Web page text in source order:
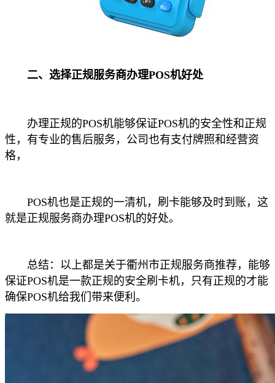
二、选择正规服务商办理POS机好处
办理正规的POS机能够保证POS机的安全性和正规
性，有专业的售后服务，公司也有支付牌照和经营资
格，
POS机也是正规的一清机，刷卡能够及时到账，这
就是正规服务商办理POS机的好处。
总结：以上都是关于衢州市正规服务商推荐，能够
保证POS机是一款正规的安全刷卡机，只有正规的才能
确保POS机给我们带来便利。